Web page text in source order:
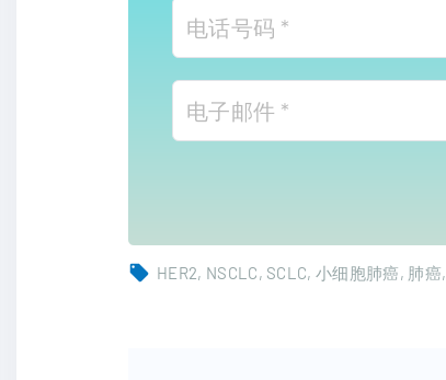
HER2 NSCLC SCLC 小细胞肺癌 肺癌